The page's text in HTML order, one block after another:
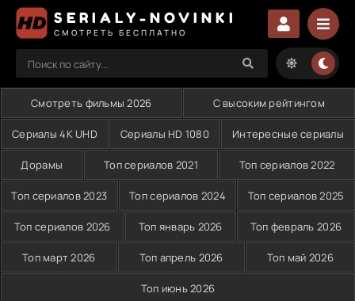
SERIALY-NOVINKI
СМОТРЕТЬ БЕСПЛАТНО
Смотреть фильмы 2026 С высоким рейтингом
Сериалы 4K UHD Сериалы HD 1080 Интересные сериалы
Дорамы Топ сериалов 2021 Топ сериалов 2022
Топ сериалов 2023 Топ сериалов 2024 Топ сериалов 2025
Топ сериалов 2026 Топ январь 2026 Топ февраль 2026
Топ март 2026 Топ апрель 2026 Топ май 2026
Топ июнь 2026